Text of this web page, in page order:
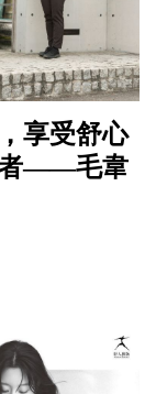
享受舒心
者——毛韋